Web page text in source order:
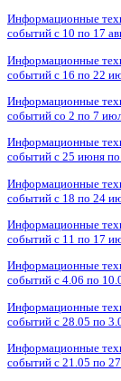
Информационные
событий с 10 по 17
Информационные
событий с 16 по 22
Информационные
событий со 2 по 7
Информационные
событий с 25 июня
Информационные
событий с 18 по 24
Информационные
событий с 11 по 17
Информационные
событий с 4.06 по
Информационные
событий с 28.05 по
Информационные
событий с 21.05 по